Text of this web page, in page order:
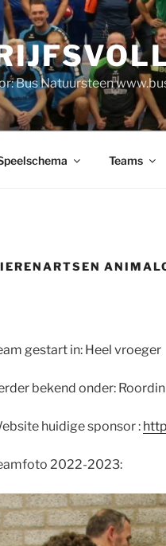
Bus Natuursteen
Teams
gestart in: Heel vroeger
bekend onder:
huidige sponsor :
2022-2023: